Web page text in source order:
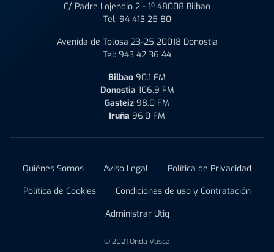
C/ Padre Lojendio 2 - 1º 48008 Bilbao
Tel: 94 413 25 80
Avenida de Tolosa 23-25 20018 Donostia
Tel: 943 42 36 44
Bilbao 90.1 FM
Donostia 106.9 FM
Gasteiz 98.0 FM
Iruña 96.0 FM
Quiénes Somos Aviso Legal
Política de Privacidad
Política de Cookies
Condiciones de uso y Contratación
Administrar Utiq
© 2021 Onda Vasca